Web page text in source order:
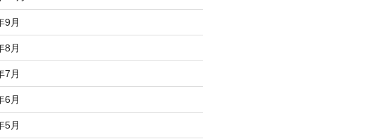
9月
8月
7月
6月
5月